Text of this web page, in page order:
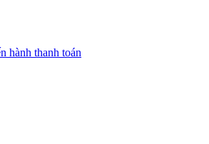
hành thanh toán